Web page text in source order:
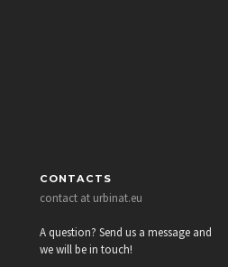
CONTACTS
contact at urbinat.eu
A question? Send us a message and
we will be in touch!